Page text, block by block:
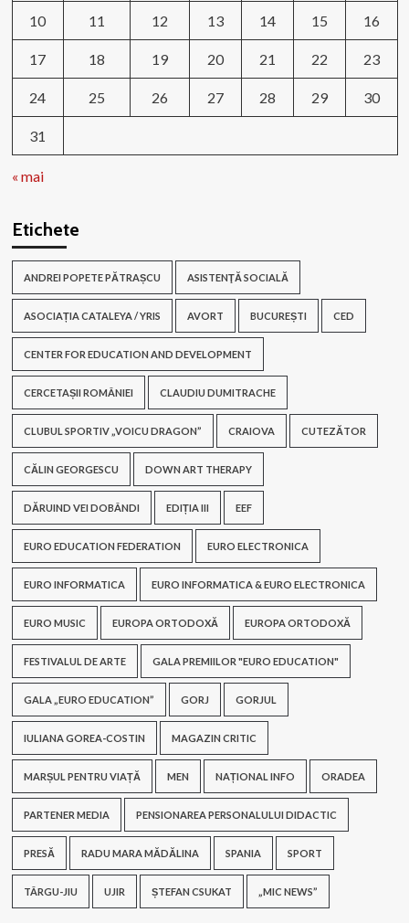
10 11 12 13 14 15 16
17 18 19 20 21 22 23
24 25 26 27 28 29 30
31
« mai
Etichete
ANDREI POPETE PĂTRAȘCU ASISTENŢĂ SOCIALĂ
ASOCIAȚIA CATALEYA / YRIS AVORT BUCUREȘTI CED
CENTER FOR EDUCATION AND DEVELOPMENT
CERCETAȘII ROMÂNIEI CLAUDIU DUMITRACHE
CLUBUL SPORTIV „VOICU DRAGON” CRAIOVA CUTEZĂTOR
CĂLIN GEORGESCU DOWN ART THERAPY
DĂRUIND VEI DOBÂNDI EDIȚIA III EEF
EURO EDUCATION FEDERATION EURO ELECTRONICA
EURO INFORMATICA EURO INFORMATICA & EURO ELECTRONICA
EURO MUSIC EUROPA ORTODOXĂ EUROPA ORTODOXĂ
FESTIVALUL DE ARTE GALA PREMIILOR "EURO EDUCATION"
GALA „EURO EDUCATION” GORJ GORJUL
IULIANA GOREA-COSTIN MAGAZIN CRITIC
MARȘUL PENTRU VIAȚĂ MEN NAȚIONAL INFO ORADEA
PARTENER MEDIA PENSIONAREA PERSONALULUI DIDACTIC
PRESĂ RADU MARA MĂDĂLINA SPANIA SPORT
TÂRGU-JIU UJIR ȘTEFAN CSUKAT „MIC NEWS”